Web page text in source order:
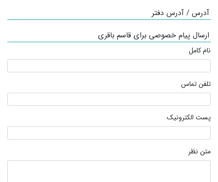
آدرس / آدرس دفتر
ارسال پیام خصوصی برای قاسم باقری
نام کامل
تلفن تماس
پست الکترونیک
متن نظر